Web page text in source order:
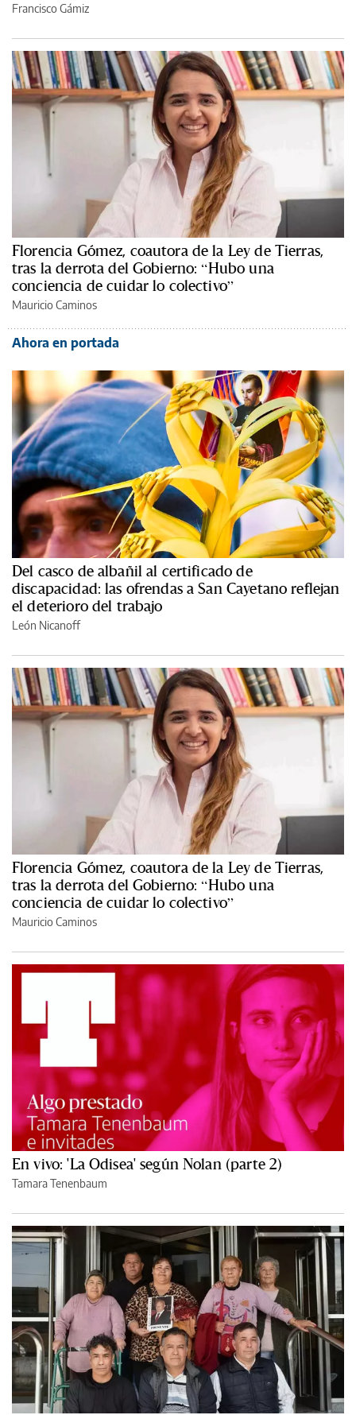
Francisco Gámiz
Florencia Gómez, coautora de la Ley de Tierras,
tras la derrota del Gobierno: “Hubo una
conciencia de cuidar lo colectivo”
Mauricio Caminos
Ahora en portada
Del casco de albañil al certificado de
discapacidad: las ofrendas a San Cayetano reflejan
el deterioro del trabajo
León Nicanoff
Florencia Gómez, coautora de la Ley de Tierras,
tras la derrota del Gobierno: “Hubo una
conciencia de cuidar lo colectivo”
Mauricio Caminos
En vivo: 'La Odisea' según Nolan (parte 2)
Tamara Tenenbaum